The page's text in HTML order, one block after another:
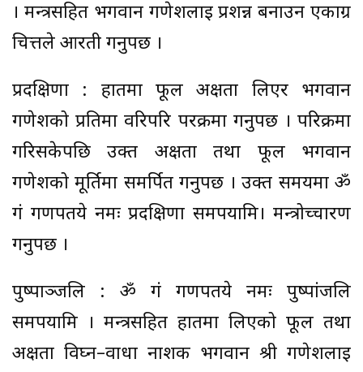
। मन्त्रसहित भगवान गणेशलाई प्रशन्न बनाउन एकाग्र
चित्तले आरती गर्नुपर्छ ।
प्रदक्षिणा : हातमा फूल अक्षता लिएर भगवान
गणेशको प्रतिमा वरिपरि परक्रमा गर्नुपर्छ । परिक्रमा
गरिसकेपछि उक्त अक्षता तथा फूल भगवान
गणेशको मूर्तिमा समर्पित गर्नुपर्छ । उक्त समयमा ॐ
गं गणपतये नमः प्रदक्षिणा समर्पयामि। मन्त्रोच्चारण
गर्नुपर्छ ।
पुष्पाञ्जलि : ॐ गं गणपतये नमः पुष्पांजलि
समर्पयामि । मन्त्रसहित हातमा लिएको फूल तथा
अक्षता विघ्न–वाधा नाशक भगवान श्री गणेशलाई